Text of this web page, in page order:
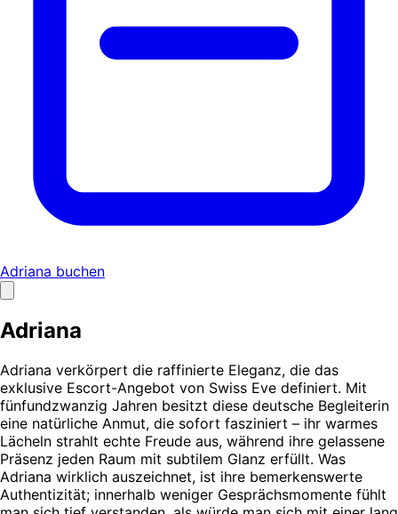
Adriana buchen
Adriana
Adriana verkörpert die raffinierte Eleganz, die das
exklusive Escort-Angebot von Swiss Eve definiert. Mit
fünfundzwanzig Jahren besitzt diese deutsche Begleiterin
eine natürliche Anmut, die sofort fasziniert – ihr warmes
Lächeln strahlt echte Freude aus, während ihre gelassene
Präsenz jeden Raum mit subtilem Glanz erfüllt. Was
Adriana wirklich auszeichnet, ist ihre bemerkenswerte
Authentizität; innerhalb weniger Gesprächsmomente fühlt